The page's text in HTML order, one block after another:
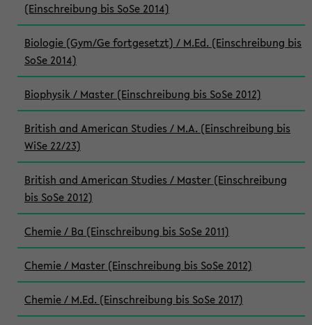
(Einschreibung bis SoSe 2014)
Biologie (Gym/Ge fortgesetzt) / M.Ed. (Einschreibung bis
SoSe 2014)
Biophysik / Master (Einschreibung bis SoSe 2012)
British and American Studies / M.A. (Einschreibung bis
WiSe 22/23)
British and American Studies / Master (Einschreibung
bis SoSe 2012)
Chemie / Ba (Einschreibung bis SoSe 2011)
Chemie / Master (Einschreibung bis SoSe 2012)
Chemie / M.Ed. (Einschreibung bis SoSe 2017)